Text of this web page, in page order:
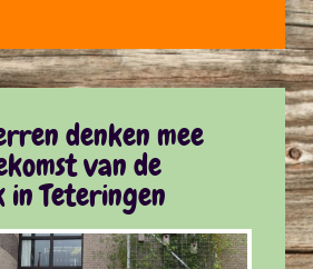
denken mee
van de
Teteringen